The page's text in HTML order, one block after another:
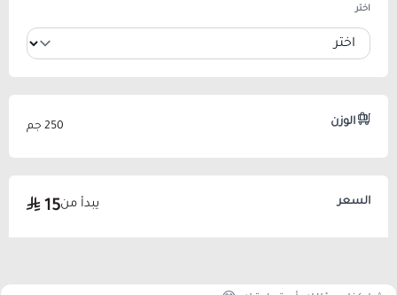
اختر
الوزن 250 جم
السعر يبدأ من15